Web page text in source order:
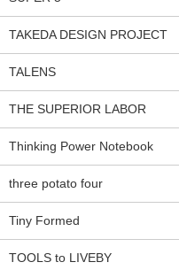
TAKEDA DESIGN PROJECT
TALENS
THE SUPERIOR LABOR
Thinking Power Notebook
three potato four
Tiny Formed
TOOLS to LIVEBY